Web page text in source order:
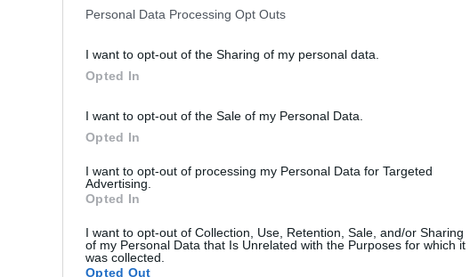
Personal Data Processing Opt Outs
I want to opt-out of the Sharing of my personal data.
Opted In
I want to opt-out of the Sale of my Personal Data.
Opted In
I want to opt-out of processing my Personal Data for Targeted
Advertising.
Opted In
I want to opt-out of Collection, Use, Retention, Sale, and/or Sharing
of my Personal Data that Is Unrelated with the Purposes for which it
was collected.
Opted Out